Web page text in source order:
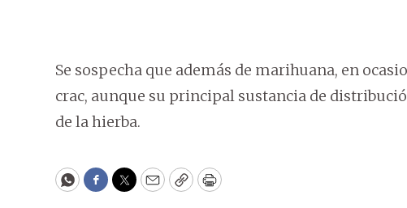
Se sospecha que además de marihuana, en
crac, aunque su principal sustancia de
de la hierba.
WhatsApp
Facebook
Twitter
EmailCopyPrint